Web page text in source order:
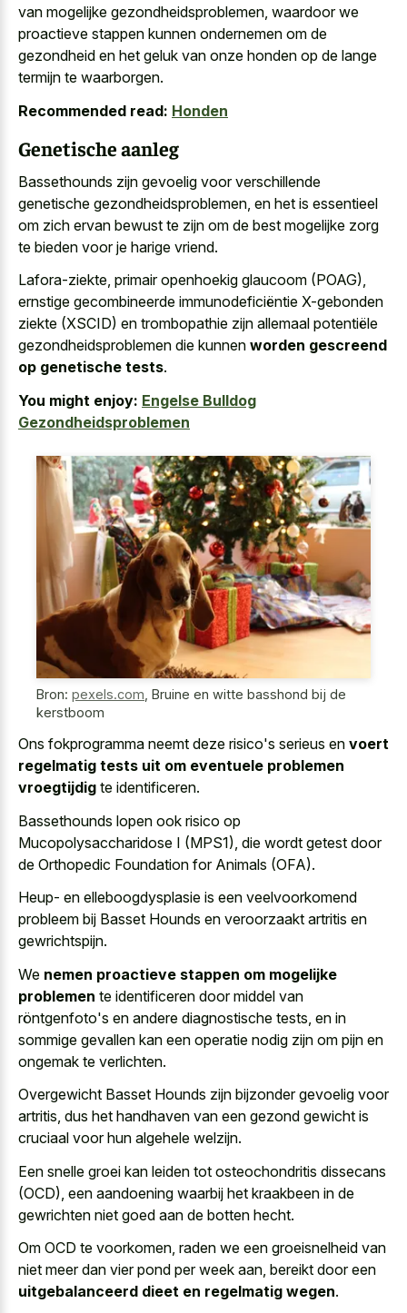
van mogelijke gezondheidsproblemen, waardoor we
proactieve stappen kunnen ondernemen om de
gezondheid en het geluk van onze honden op de lange
termijn te waarborgen.
Recommended read: Honden
Genetische aanleg
Bassethounds zijn gevoelig voor verschillende
genetische gezondheidsproblemen, en het is essentieel
om zich ervan bewust te zijn om de best mogelijke zorg
te bieden voor je harige vriend.
Lafora-ziekte, primair openhoekig glaucoom (POAG),
ernstige gecombineerde immunodeficiëntie X-gebonden
ziekte (XSCID) en trombopathie zijn allemaal potentiële
gezondheidsproblemen die kunnen worden gescreend
op genetische tests.
You might enjoy: Engelse Bulldog
Gezondheidsproblemen
Bron: pexels.com Bruine en witte basshond bij de
kerstboom
Ons fokprogramma neemt deze risico's serieus en voert
regelmatig tests uit om eventuele problemen
vroegtijdig te identificeren.
Bassethounds lopen ook risico op
Mucopolysaccharidose I (MPS1), die wordt getest door
de Orthopedic Foundation for Animals (OFA).
Heup- en elleboogdysplasie is een veelvoorkomend
probleem bij Basset Hounds en veroorzaakt artritis en
gewrichtspijn.
We nemen proactieve stappen om mogelijke
problemen te identificeren door middel van
röntgenfoto's en andere diagnostische tests, en in
sommige gevallen kan een operatie nodig zijn om pijn en
ongemak te verlichten.
Overgewicht Basset Hounds zijn bijzonder gevoelig voor
artritis, dus het handhaven van een gezond gewicht is
cruciaal voor hun algehele welzijn.
Een snelle groei kan leiden tot osteochondritis dissecans
(OCD), een aandoening waarbij het kraakbeen in de
gewrichten niet goed aan de botten hecht.
Om OCD te voorkomen, raden we een groeisnelheid van
niet meer dan vier pond per week aan, bereikt door een
uitgebalanceerd dieet en regelmatig wegen.